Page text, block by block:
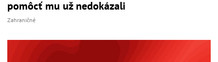
pomôcť mu už nedokázali
Zahraničné